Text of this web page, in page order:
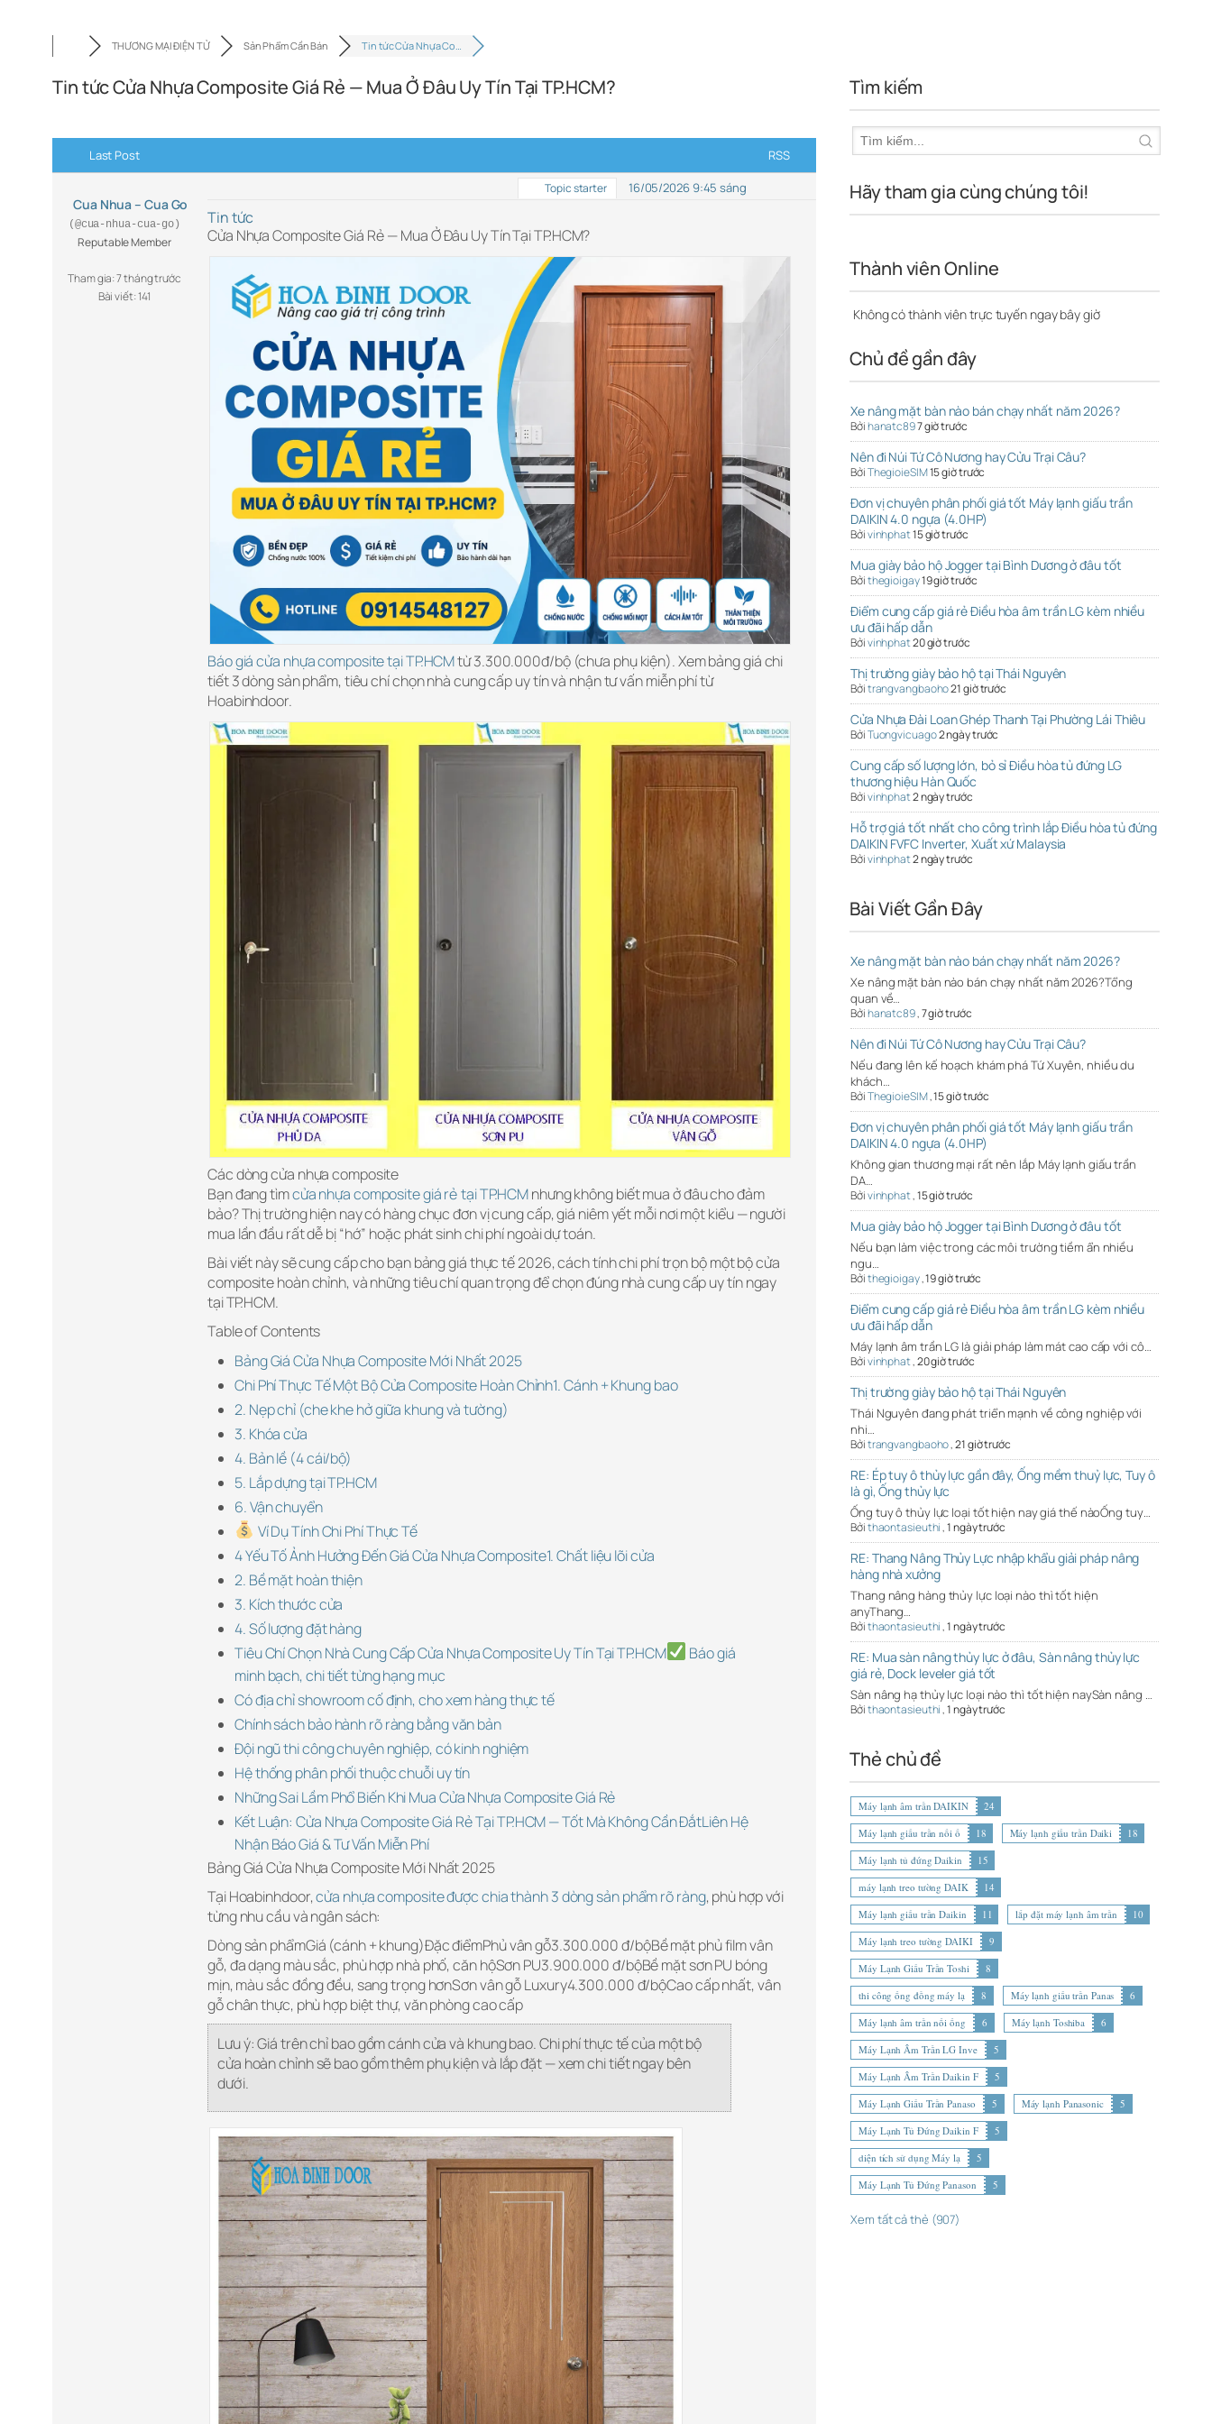
THƯƠNG MẠI ĐIỆN TỬ Sản Phẩm Cần Bán Tin tức Cửa Nhựa Co…
Tin tức Cửa Nhựa Composite Giá Rẻ — Mua Ở Đâu Uy Tín Tại TP.HCM?
Last Post RSS
Cua Nhua – Cua Go
(@cua-nhua-cua-go)
Reputable Member
Tham gia: 7 tháng trước
Bài viết: 141
Topic starter 16/05/2026 9:45 sáng
Tin tức
Cửa Nhựa Composite Giá Rẻ — Mua Ở Đâu Uy Tín Tại TP.HCM?
Báo giá cửa nhựa composite tại TP.HCMtừ 3.300.000đ/bộ (chưa phụ kiện). Xem bảng giá chi
tiết 3 dòng sản phẩm, tiêu chí chọn nhà cung cấp uy tín và nhận tư vấn miễn phí từ
Hoabinhdoor.
Các dòng cửa nhựa composite
Bạn đang tìmcửa nhựa composite giá rẻ tại TP.HCMnhưng không biết mua ở đâu cho đảm
bảo? Thị trường hiện nay có hàng chục đơn vị cung cấp, giá niêm yết mỗi nơi một kiểu — người
mua lần đầu rất dễ bị “hớ” hoặc phát sinh chi phí ngoài dự toán.
Bài viết này sẽ cung cấp cho bạn bảng giá thực tế 2026, cách tính chi phí trọn bộ một bộ cửa
composite hoàn chỉnh, và những tiêu chí quan trọng để chọn đúng nhà cung cấp uy tín ngay
tại TP.HCM.
Table of Contents
Bảng Giá Cửa Nhựa Composite Mới Nhất 2025
Chi Phí Thực Tế Một Bộ Cửa Composite Hoàn Chỉnh1. Cánh + Khung bao
2. Nẹp chỉ (che khe hở giữa khung và tường)
3. Khóa cửa
4. Bản lề (4 cái/bộ)
5. Lắp dựng tại TP.HCM
6. Vận chuyển
Ví Dụ Tính Chi Phí Thực Tế
4 Yếu Tố Ảnh Hưởng Đến Giá Cửa Nhựa Composite1. Chất liệu lõi cửa
2. Bề mặt hoàn thiện
3. Kích thước cửa
4. Số lượng đặt hàng
Tiêu Chí Chọn Nhà Cung Cấp Cửa Nhựa Composite Uy Tín Tại TP.HCM
Báo giá
minh bạch, chi tiết từng hạng mục
Có địa chỉ showroom cố định, cho xem hàng thực tế
Chính sách bảo hành rõ ràng bằng văn bản
Đội ngũ thi công chuyên nghiệp, có kinh nghiệm
Hệ thống phân phối thuộc chuỗi uy tín
Những Sai Lầm Phổ Biến Khi Mua Cửa Nhựa Composite Giá Rẻ
Kết Luận: Cửa Nhựa Composite Giá Rẻ Tại TP.HCM — Tốt Mà Không Cần ĐắtLiên Hệ
Nhận Báo Giá & Tư Vấn Miễn Phí
Bảng Giá Cửa Nhựa Composite Mới Nhất 2025
Tại Hoabinhdoor,cửa nhựa composite được chia thành 3 dòng sản phẩm rõ ràng, phù hợp với
từng nhu cầu và ngân sách:
Dòng sản phẩmGiá (cánh + khung)Đặc điểmPhủ vân gỗ3.300.000 đ/bộBề mặt phủ film vân
gỗ, đa dạng màu sắc, phù hợp nhà phố, căn hộSơn PU3.900.000 đ/bộBề mặt sơn PU bóng
mịn, màu sắc đồng đều, sang trọng hơnSơn vân gỗ Luxury4.300.000 đ/bộCao cấp nhất, vân
gỗ chân thực, phù hợp biệt thự, văn phòng cao cấp
Lưu ý: Giá trên chỉ bao gồm cánh cửa và khung bao. Chi phí thực tế của một bộ
cửa hoàn chỉnh sẽ bao gồm thêm phụ kiện và lắp đặt — xem chi tiết ngay bên
dưới.
Tìm kiếm
Hãy tham gia cùng chúng tôi!
Thành viên Online
Không có thành viên trực tuyến ngay bây giờ
Chủ đề gần đây
Xe nâng mặt bàn nào bán chạy nhất năm 2026?
Bởihanatc897 giờ trước
Nên đi Núi Tứ Cô Nương hay Cửu Trại Câu?
BởiThegioieSIM15 giờ trước
Đơn vị chuyên phân phối giá tốt Máy lạnh giấu trần
DAIKIN 4.0 ngựa (4.0HP)
Bởivinhphat15 giờ trước
Mua giày bảo hộ Jogger tại Bình Dương ở đâu tốt
Bởithegioigay19 giờ trước
Điểm cung cấp giá rẻ Điều hòa âm trần LG kèm nhiều
ưu đãi hấp dẫn
Bởivinhphat20 giờ trước
Thị trường giày bảo hộ tại Thái Nguyên
Bởitrangvangbaoho21 giờ trước
Cửa Nhựa Đài Loan Ghép Thanh Tại Phường Lái Thiêu
BởiTuongvicuago2 ngày trước
Cung cấp số lượng lớn, bỏ sỉ Điều hòa tủ đứng LG
thương hiệu Hàn Quốc
Bởivinhphat2 ngày trước
Hỗ trợ giá tốt nhất cho công trình lắp Điều hòa tủ đứng
DAIKIN FVFC Inverter, Xuất xứ Malaysia
Bởivinhphat2 ngày trước
Bài Viết Gần Đây
Xe nâng mặt bàn nào bán chạy nhất năm 2026?
Xe nâng mặt bàn nào bán chạy nhất năm 2026?Tổng
quan về…
Bởihanatc89,7 giờ trước
Nên đi Núi Tứ Cô Nương hay Cửu Trại Câu?
Nếu đang lên kế hoạch khám phá Tứ Xuyên, nhiều du
khách…
BởiThegioieSIM,15 giờ trước
Đơn vị chuyên phân phối giá tốt Máy lạnh giấu trần
DAIKIN 4.0 ngựa (4.0HP)
Không gian thương mại rất nên lắp Máy lạnh giấu trần
DA…
Bởivinhphat,15 giờ trước
Mua giày bảo hộ Jogger tại Bình Dương ở đâu tốt
Nếu bạn làm việc trong các môi trường tiềm ẩn nhiều
ngu…
Bởithegioigay,19 giờ trước
Điểm cung cấp giá rẻ Điều hòa âm trần LG kèm nhiều
ưu đãi hấp dẫn
Máy lạnh âm trần LG là giải pháp làm mát cao cấp với cô…
Bởivinhphat,20 giờ trước
Thị trường giày bảo hộ tại Thái Nguyên
Thái Nguyên đang phát triển mạnh về công nghiệp với
nhi…
Bởitrangvangbaoho,21 giờ trước
RE: Ép tuy ô thủy lực gần đây, Ống mềm thuỷ lực, Tuy ô
là gì, Ống thủy lực
Ống tuy ô thủy lực loại tốt hiện nay giá thế nàoỐng tuy…
Bởithaontasieuthi,1 ngày trước
RE: Thang Nâng Thủy Lực nhập khẩu giải pháp nâng
hàng nhà xưởng
Thang nâng hàng thủy lực loại nào thì tốt hiện
anyThang…
Bởithaontasieuthi,1 ngày trước
RE: Mua sàn nâng thủy lực ở đâu, Sàn nâng thủy lực
giá rẻ, Dock leveler giá tốt
Sàn nâng hạ thủy lực loại nào thì tốt hiện naySàn nâng …
Bởithaontasieuthi,1 ngày trước
Thẻ chủ đề
Máy lạnh âm trần DAIKIN
24
Máy lạnh giấu trần nối ố
18 Máy lạnh giấu trần Daiki
18
Máy lạnh tủ đứng Daikin
15
máy lạnh treo tường DAIK
14
Máy lạnh giấu trần Daikin
11 lắp đặt máy lạnh âm trần
10
Máy lạnh treo tường DAIKI
9
Máy Lạnh Giấu Trần Toshi
8
thi công ống đồng máy lạ
8 Máy lạnh giấu trần Panas
6
Máy lạnh âm trần nối ống
6 Máy lạnh Toshiba
6
Máy Lạnh Âm Trần LG Inve
5
Máy Lạnh Âm Trần Daikin F
5
Máy Lạnh Giấu Trần Panaso
5 Máy lạnh Panasonic
5
Máy Lạnh Tủ Đứng Daikin F
5
diện tích sử dụng Máy lạ
5
Máy Lạnh Tủ Đứng Panason
5
Xem tất cả thẻ (907)